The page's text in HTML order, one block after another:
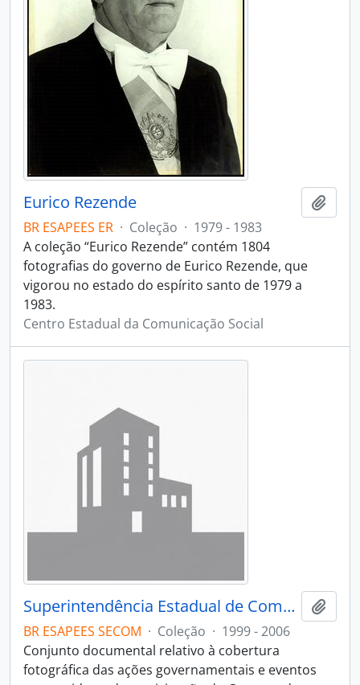
Eurico Rezende
BR ESAPEES ER · Coleção · 1979 - 1983
A coleção “Eurico Rezende” contém 1804
fotografias do governo de Eurico Rezende, que
vigorou no estado do espírito santo de 1979 a
1983.
Centro Estadual da Comunicação Social
Superintendência Estadual de Comunicação Social do Espírito Santo - SECOM
BR ESAPEES SECOM · Coleção · 1999 - 2006
Conjunto documental relativo à cobertura
fotográfica das ações governamentais e eventos